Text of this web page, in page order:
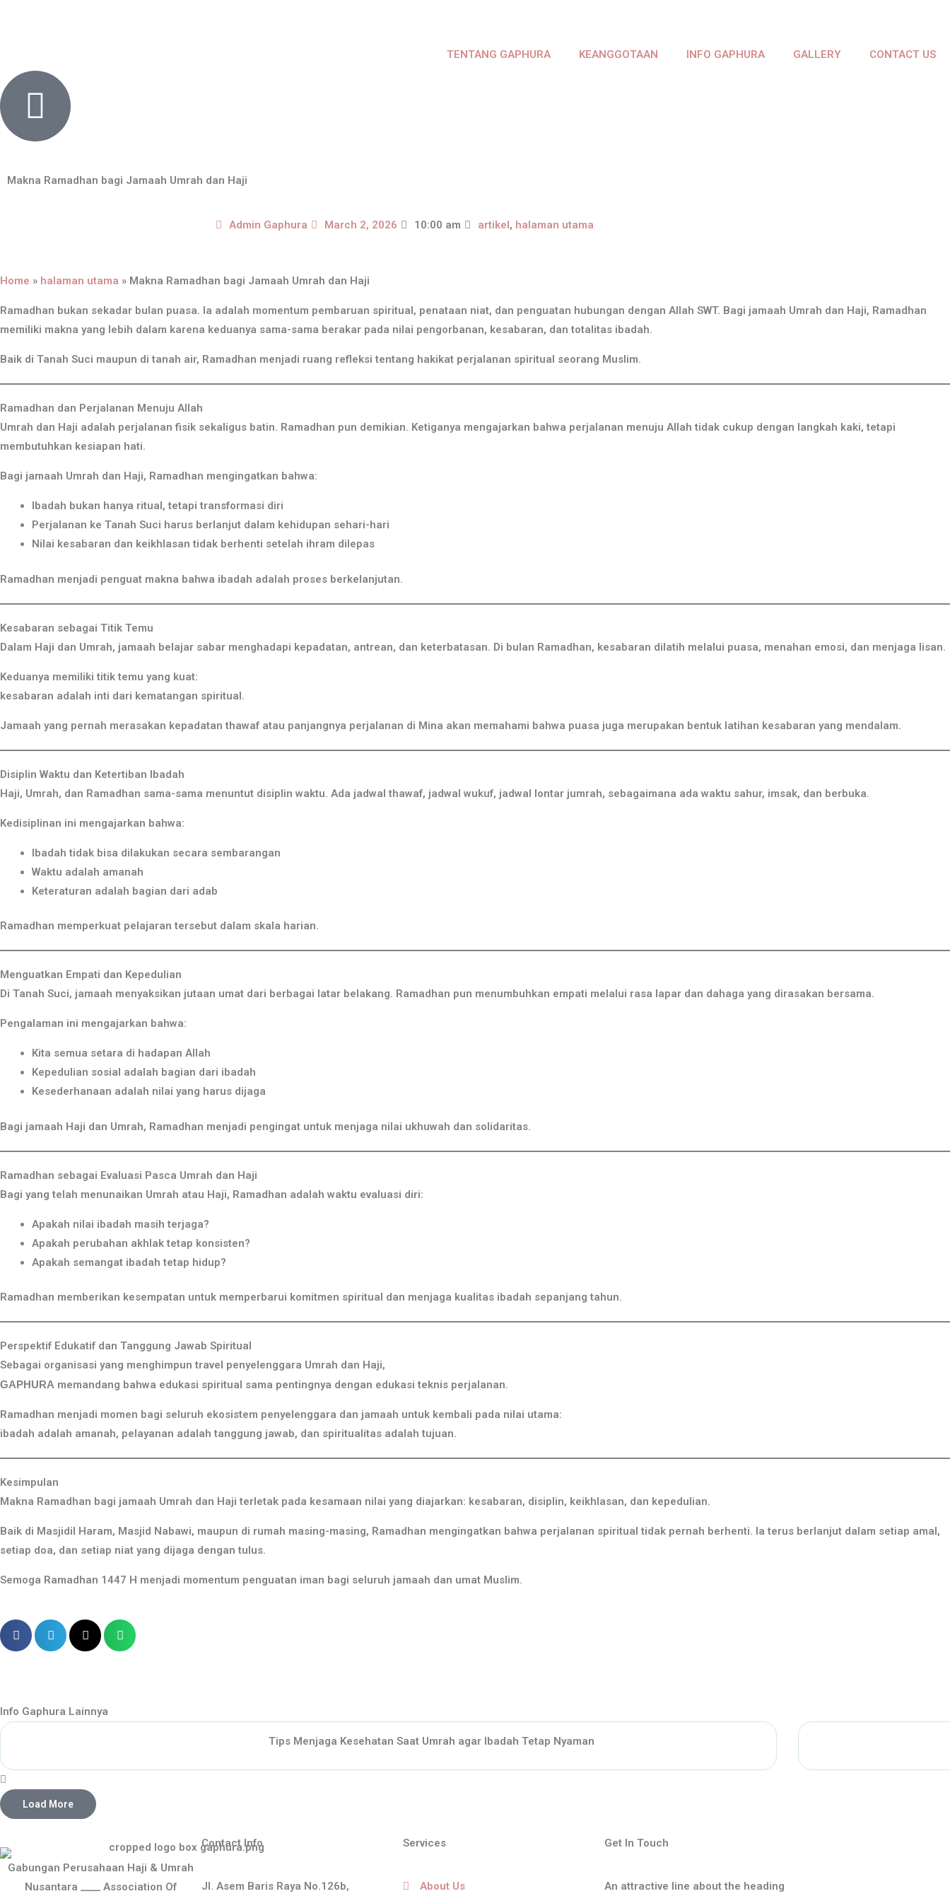
TENTANG GAPHURA KEANGGOTAAN INFO GAPHURA GALLERY CONTACT US
Makna Ramadhan bagi Jamaah Umrah dan Haji
Admin Gaphura March 2, 2026 10:00 am artikel, halaman utama
Home » halaman utama » Makna Ramadhan bagi Jamaah Umrah dan Haji
Ramadhan bukan sekadar bulan puasa. Ia adalah momentum pembaruan spiritual, penataan niat, dan penguatan hubungan dengan Allah SWT. Bagi jamaah Umrah dan Haji, Ramadhan
memiliki makna yang lebih dalam karena keduanya sama-sama berakar pada nilai pengorbanan, kesabaran, dan totalitas ibadah.
Baik di Tanah Suci maupun di tanah air, Ramadhan menjadi ruang refleksi tentang hakikat perjalanan spiritual seorang Muslim.
Ramadhan dan Perjalanan Menuju Allah
Umrah dan Haji adalah perjalanan fisik sekaligus batin. Ramadhan pun demikian. Ketiganya mengajarkan bahwa perjalanan menuju Allah tidak cukup dengan langkah kaki, tetapi
membutuhkan kesiapan hati.
Bagi jamaah Umrah dan Haji, Ramadhan mengingatkan bahwa:
Ibadah bukan hanya ritual, tetapi transformasi diri
Perjalanan ke Tanah Suci harus berlanjut dalam kehidupan sehari-hari
Nilai kesabaran dan keikhlasan tidak berhenti setelah ihram dilepas
Ramadhan menjadi penguat makna bahwa ibadah adalah proses berkelanjutan.
Kesabaran sebagai Titik Temu
Dalam Haji dan Umrah, jamaah belajar sabar menghadapi kepadatan, antrean, dan keterbatasan. Di bulan Ramadhan, kesabaran dilatih melalui puasa, menahan emosi, dan menjaga lisan.
Keduanya memiliki titik temu yang kuat:
kesabaran adalah inti dari kematangan spiritual.
Jamaah yang pernah merasakan kepadatan thawaf atau panjangnya perjalanan di Mina akan memahami bahwa puasa juga merupakan bentuk latihan kesabaran yang mendalam.
Disiplin Waktu dan Ketertiban Ibadah
Haji, Umrah, dan Ramadhan sama-sama menuntut disiplin waktu. Ada jadwal thawaf, jadwal wukuf, jadwal lontar jumrah, sebagaimana ada waktu sahur, imsak, dan berbuka.
Kedisiplinan ini mengajarkan bahwa:
Ibadah tidak bisa dilakukan secara sembarangan
Waktu adalah amanah
Keteraturan adalah bagian dari adab
Ramadhan memperkuat pelajaran tersebut dalam skala harian.
Menguatkan Empati dan Kepedulian
Di Tanah Suci, jamaah menyaksikan jutaan umat dari berbagai latar belakang. Ramadhan pun menumbuhkan empati melalui rasa lapar dan dahaga yang dirasakan bersama.
Pengalaman ini mengajarkan bahwa:
Kita semua setara di hadapan Allah
Kepedulian sosial adalah bagian dari ibadah
Kesederhanaan adalah nilai yang harus dijaga
Bagi jamaah Haji dan Umrah, Ramadhan menjadi pengingat untuk menjaga nilai ukhuwah dan solidaritas.
Ramadhan sebagai Evaluasi Pasca Umrah dan Haji
Bagi yang telah menunaikan Umrah atau Haji, Ramadhan adalah waktu evaluasi diri:
Apakah nilai ibadah masih terjaga?
Apakah perubahan akhlak tetap konsisten?
Apakah semangat ibadah tetap hidup?
Ramadhan memberikan kesempatan untuk memperbarui komitmen spiritual dan menjaga kualitas ibadah sepanjang tahun.
Perspektif Edukatif dan Tanggung Jawab Spiritual
Sebagai organisasi yang menghimpun travel penyelenggara Umrah dan Haji,
GAPHURA memandang bahwa edukasi spiritual sama pentingnya dengan edukasi teknis perjalanan.
Ramadhan menjadi momen bagi seluruh ekosistem penyelenggara dan jamaah untuk kembali pada nilai utama:
ibadah adalah amanah, pelayanan adalah tanggung jawab, dan spiritualitas adalah tujuan.
Kesimpulan
Makna Ramadhan bagi jamaah Umrah dan Haji terletak pada kesamaan nilai yang diajarkan: kesabaran, disiplin, keikhlasan, dan kepedulian.
Baik di Masjidil Haram, Masjid Nabawi, maupun di rumah masing-masing, Ramadhan mengingatkan bahwa perjalanan spiritual tidak pernah berhenti. Ia terus berlanjut dalam setiap amal,
setiap doa, dan setiap niat yang dijaga dengan tulus.
Semoga Ramadhan 1447 H menjadi momentum penguatan iman bagi seluruh jamaah dan umat Muslim.
Info Gaphura Lainnya
Tips Menjaga Kesehatan Saat Umrah agar Ibadah Tetap Nyaman
Load More
Gabungan Perusahaan Haji & Umrah
Nusantara ____ Association Of
Contact Info
Jl. Asem Baris Raya No.126b,
Services
About Us
Get In Touch
An attractive line about the heading